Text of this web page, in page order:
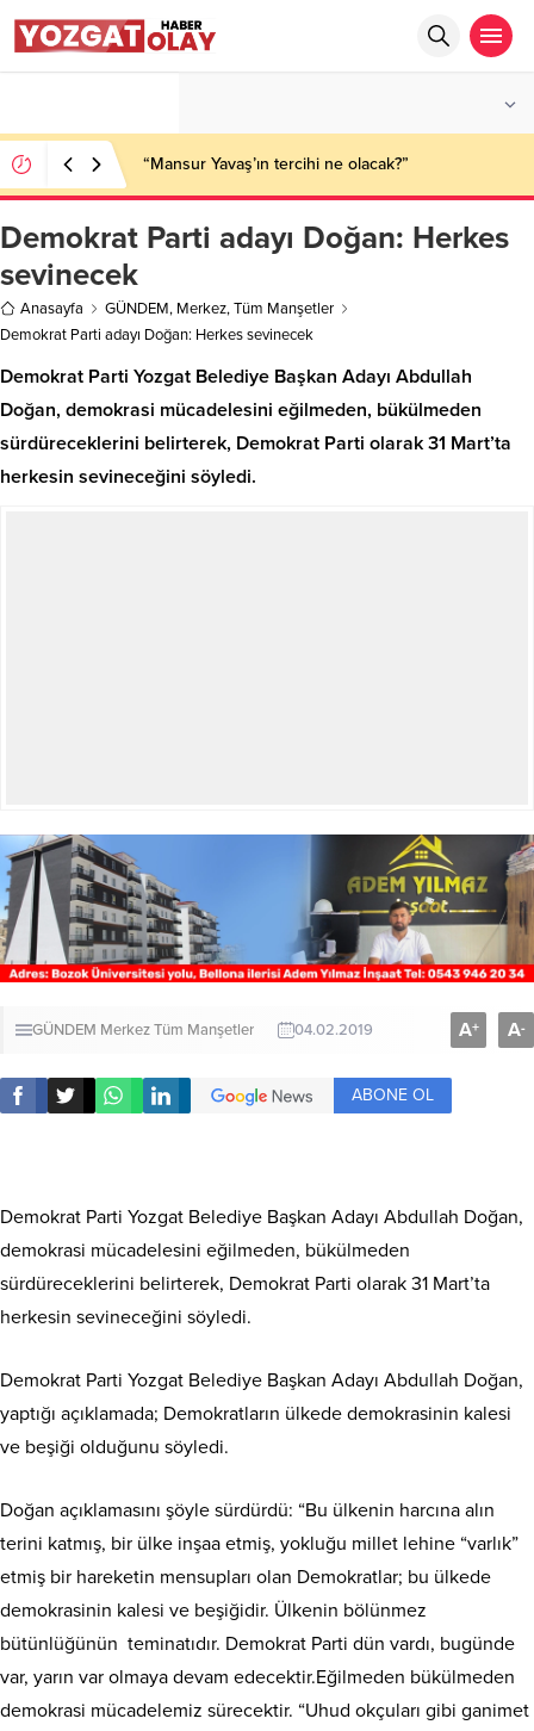
“Mansur Yavaş’ın tercihi ne olacak?”
Demokrat Parti adayı Doğan: Herkes
sevinecek
Anasayfa GÜNDEM, Merkez,Tüm Manşetler
Demokrat Parti adayı Doğan: Herkes sevinecek
Demokrat Parti Yozgat Belediye Başkan Adayı Abdullah
Doğan, demokrasi mücadelesini eğilmeden, bükülmeden
sürdüreceklerini belirterek, Demokrat Parti olarak 31 Mart’ta
herkesin sevineceğini söyledi.
GÜNDEM MerkezTüm Manşetler 04.02.2019 A+ A-
ABONE OL
Demokrat Parti Yozgat Belediye Başkan Adayı Abdullah Doğan,
demokrasi mücadelesini eğilmeden, bükülmeden
sürdüreceklerini belirterek, Demokrat Parti olarak 31 Mart’ta
herkesin sevineceğini söyledi.
Demokrat Parti Yozgat Belediye Başkan Adayı Abdullah Doğan,
yaptığı açıklamada; Demokratların ülkede demokrasinin kalesi
ve beşiği olduğunu söyledi.
Doğan açıklamasını şöyle sürdürdü: “Bu ülkenin harcına alın
terini katmış, bir ülke inşaa etmiş, yokluğu millet lehine “varlık”
etmiş bir hareketin mensupları olan Demokratlar; bu ülkede
demokrasinin kalesi ve beşiğidir. Ülkenin bölünmez
bütünlüğünün teminatıdır. Demokrat Parti dün vardı, bugünde
var, yarın var olmaya devam edecektir.Eğilmeden bükülmeden
demokrasi mücadelemiz sürecektir. “Uhud okçuları gibi ganimet